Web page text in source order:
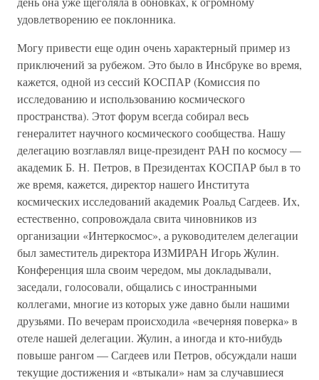
удовлетворению ее поклонника.
Могу привести еще один очень характерный пример из
приключений за рубежом. Это было в Инсбруке во время,
кажется, одной из сессий КОСПАР (Комиссия по
исследованию и использованию космического
пространства). Этот форум всегда собирал весь
генералитет научного космического сообщества. Нашу
делегацию возглавлял вице-президент РАН по космосу —
академик Б. Н. Петров, в Президентах КОСПАР был в то
же время, кажется, директор нашего Института
космических исследований академик Роальд Сагдеев. Их,
естественно, сопровождала свита чиновников из
организации «Интеркосмос», а руководителем делегации
был заместитель директора ИЗМИРАН Игорь Жулин.
Конференция шла своим чередом, мы докладывали,
заседали, голосовали, общались с иностранными
коллегами, многие из которых уже давно были нашими
друзьями. По вечерам происходила «вечерняя поверка» в
отеле нашей делегации. Жулин, а иногда и кто-нибудь
повыше рангом — Сагдеев или Петров, обсуждали наши
текущие достижения и «втыкали» нам за случавшиеся